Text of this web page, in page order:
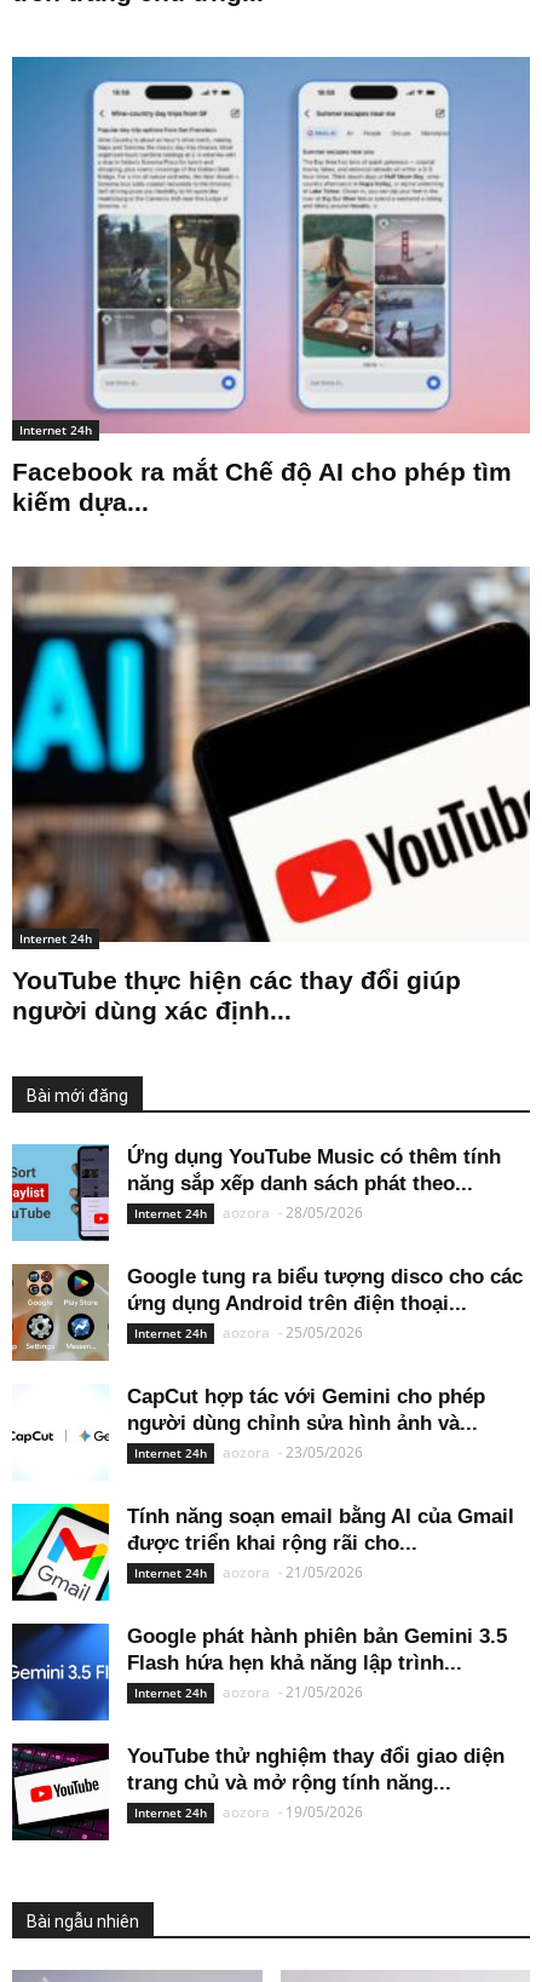
Internet 24h
Facebook ra mắt Chế độ AI cho phép tìm
kiếm dựa...
Internet 24h
YouTube thực hiện các thay đổi giúp
người dùng xác định...
Bài mới đăng
Ứng dụng YouTube Music có thêm tính
năng sắp xếp danh sách phát theo...
Internet 24h aozora -28/05/2026
Google tung ra biểu tượng disco cho các
ứng dụng Android trên điện thoại...
Internet 24h aozora -25/05/2026
CapCut hợp tác với Gemini cho phép
người dùng chỉnh sửa hình ảnh và...
Internet 24h aozora -23/05/2026
Tính năng soạn email bằng AI của Gmail
được triển khai rộng rãi cho...
Internet 24h aozora -21/05/2026
Google phát hành phiên bản Gemini 3.5
Flash hứa hẹn khả năng lập trình...
Internet 24h aozora -21/05/2026
YouTube thử nghiệm thay đổi giao diện
trang chủ và mở rộng tính năng...
Internet 24h aozora - 19/05/2026
Bài ngẫu nhiên